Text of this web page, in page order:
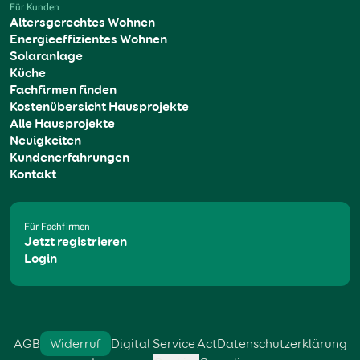
Für Kunden
Altersgerechtes Wohnen
Energieeffizientes Wohnen
Solaranlage
Küche
Fachfirmen finden
Kostenübersicht Hausprojekte
Alle Hausprojekte
Neuigkeiten
Kundenerfahrungen
Kontakt
Für Fachfirmen
Jetzt registrieren
Login
AGB Widerruf Digital Service ActDatenschutzerklärung